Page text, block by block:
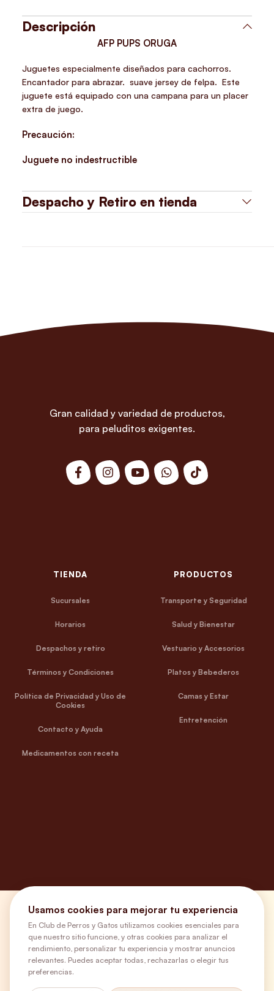
Descripción
AFP PUPS ORUGA
Juguetes especialmente diseñados para cachorros.
Encantador para abrazar. suave jersey de felpa. Este
juguete está equipado con una campana para un placer
extra de juego.
Precaución:
Juguete no indestructible
Despacho y Retiro en tienda
Gran calidad y variedad de productos,
para peluditos exigentes.
TIENDA
Sucursales
Horarios
Despachos y retiro
Términos y Condiciones
Política de Privacidad y Uso de
Cookies
Contacto y Ayuda
Medicamentos con receta
PRODUCTOS
Transporte y Seguridad
Salud y Bienestar
Vestuario y Accesorios
Platos y Bebederos
Camas y Estar
Entretención
¿Necesitas ayuda?
Envíos Gratis
Usamos cookies para mejorar tu experiencia
En Club de Perros y Gatos utilizamos cookies esenciales para
que nuestro sitio funcione, y otras cookies para analizar el
rendimiento, personalizar tu experiencia y mostrar anuncios
relevantes. Puedes aceptar todas, rechazarlas o elegir tus
preferencias.